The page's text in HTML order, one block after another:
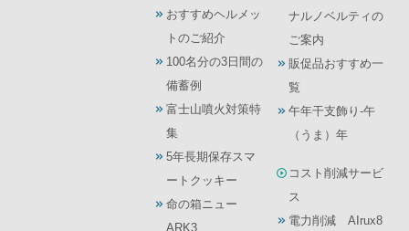
おすすめヘルメッ
トのご紹介
100名分の3日間の
備蓄例
富士山噴火対策特
集
5年長期保存スマ
ートクッキー
命の箱ニュー
ARK3
ナルノベルティの
ご案内
販促品おすすめ一
覧
午年干支飾り-午
（うま）年
コスト削減サービ
ス
電力削減 AIrux8